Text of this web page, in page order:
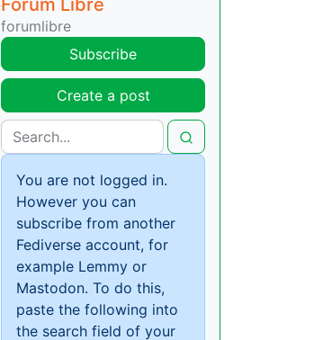
forumlibre
Subscribe
Create a post
You are not logged in.
However you can
subscribe from another
Fediverse account, for
example Lemmy or
Mastodon. To do this,
paste the following into
the search field of your